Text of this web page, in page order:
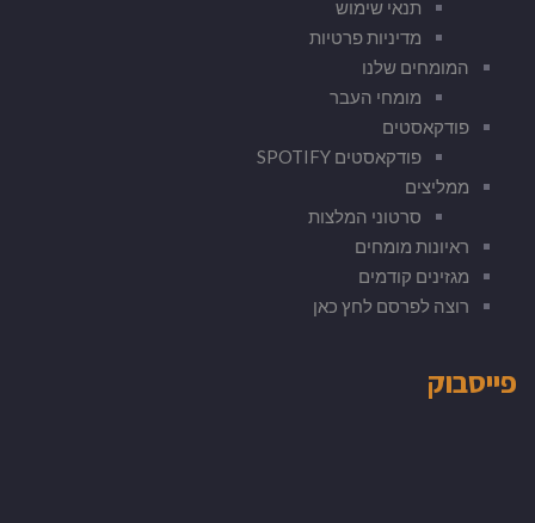
תנאי שימוש
מדיניות פרטיות
המומחים שלנו
מומחי העבר
פודקאסטים
פודקאסטים SPOTIFY
ממליצים
סרטוני המלצות
ראיונות מומחים
מגזינים קודמים
רוצה לפרסם לחץ כאן
פייסבוק